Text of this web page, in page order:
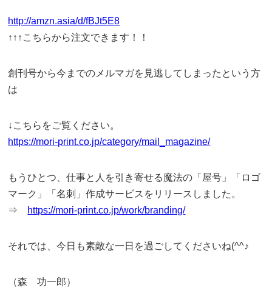
http://amzn.asia/d/fBJt5E8
↑↑↑こちらから注文できます！！
創刊号から今までのメルマガを見逃してしまったという方
は
↓こちらをご覧ください。
https://mori-print.co.jp/category/mail_magazine/
もうひとつ、仕事と人を引き寄せる魔法の「屋号」「ロゴ
マーク」「名刺」作成サービスをリリースしました。
⇒ https://mori-print.co.jp/work/branding/
それでは、今日も素敵な一日を過ごしてくださいね(^^♪
（森 功一郎）